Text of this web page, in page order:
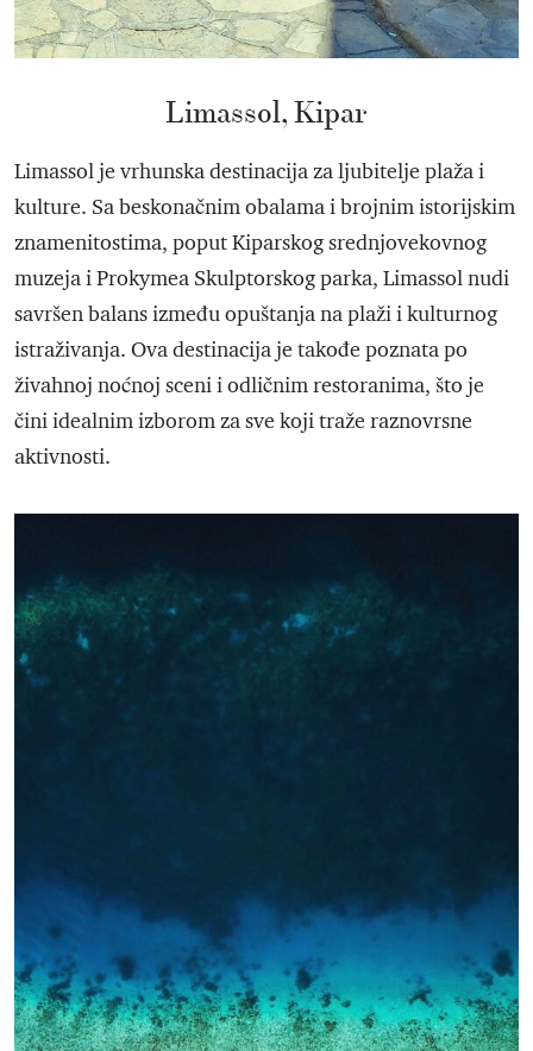
Limassol, Kipar
Limassol je vrhunska destinacija za ljubitelje plaža i
kulture. Sa beskonačnim obalama i brojnim istorijskim
znamenitostima, poput Kiparskog srednjovekovnog
muzeja i Prokymea Skulptorskog parka, Limassol nudi
savršen balans između opuštanja na plaži i kulturnog
istraživanja. Ova destinacija je takođe poznata po
živahnoj noćnoj sceni i odličnim restoranima, što je
čini idealnim izborom za sve koji traže raznovrsne
aktivnosti.